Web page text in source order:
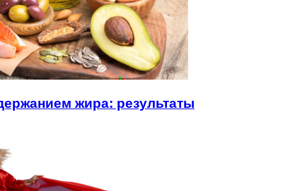
жира: результаты